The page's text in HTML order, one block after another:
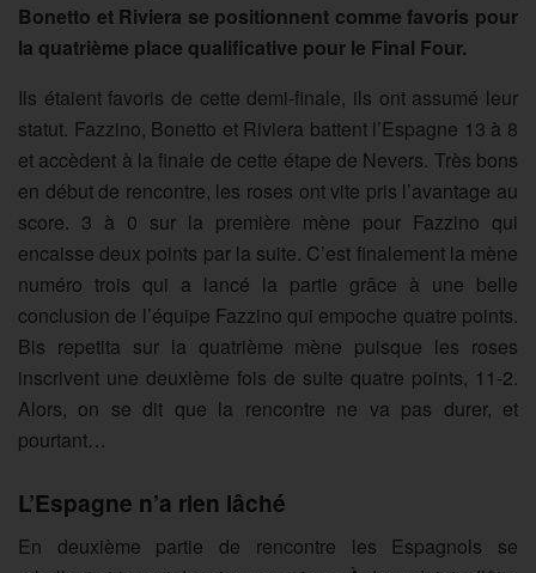
Bonetto et Riviera se positionnent comme favoris pour
la quatrième place qualificative pour le Final Four.
Ils étaient favoris de cette demi-finale, ils ont assumé leur
statut. Fazzino, Bonetto et Riviera battent l’Espagne 13 à 8
et accèdent à la finale de cette étape de Nevers. Très bons
en début de rencontre, les roses ont vite pris l’avantage au
score. 3 à 0 sur la première mène pour Fazzino qui
encaisse deux points par la suite. C’est finalement la mène
numéro trois qui a lancé la partie grâce à une belle
conclusion de l’équipe Fazzino qui empoche quatre points.
Bis repetita sur la quatrième mène puisque les roses
inscrivent une deuxième fois de suite quatre points, 11-2.
Alors, on se dit que la rencontre ne va pas durer, et
pourtant…
L’Espagne n’a rien lâché
En deuxième partie de rencontre les Espagnols se